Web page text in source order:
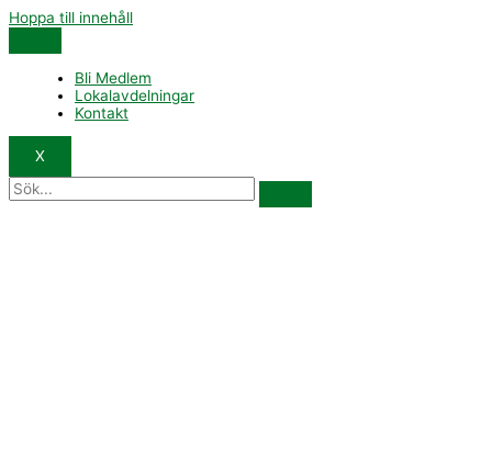
Hoppa till innehåll
Bli Medlem
Lokalavdelningar
Kontakt
X